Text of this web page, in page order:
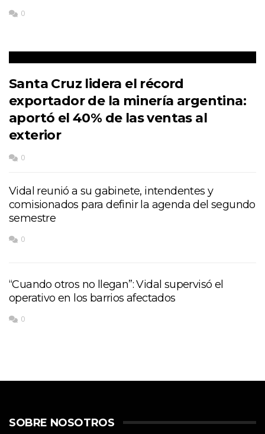
0
Santa Cruz lidera el récord
exportador de la minería argentina:
aportó el 40% de las ventas al
exterior
0
Vidal reunió a su gabinete, intendentes y
comisionados para definir la agenda del segundo
semestre
0
“Cuando otros no llegan”: Vidal supervisó el
operativo en los barrios afectados
0
SOBRE NOSOTROS